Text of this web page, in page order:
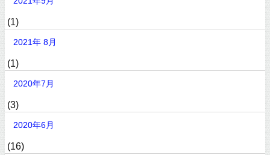
(1)
2021年 8月
(1)
2020年7月
(3)
2020年6月
(16)